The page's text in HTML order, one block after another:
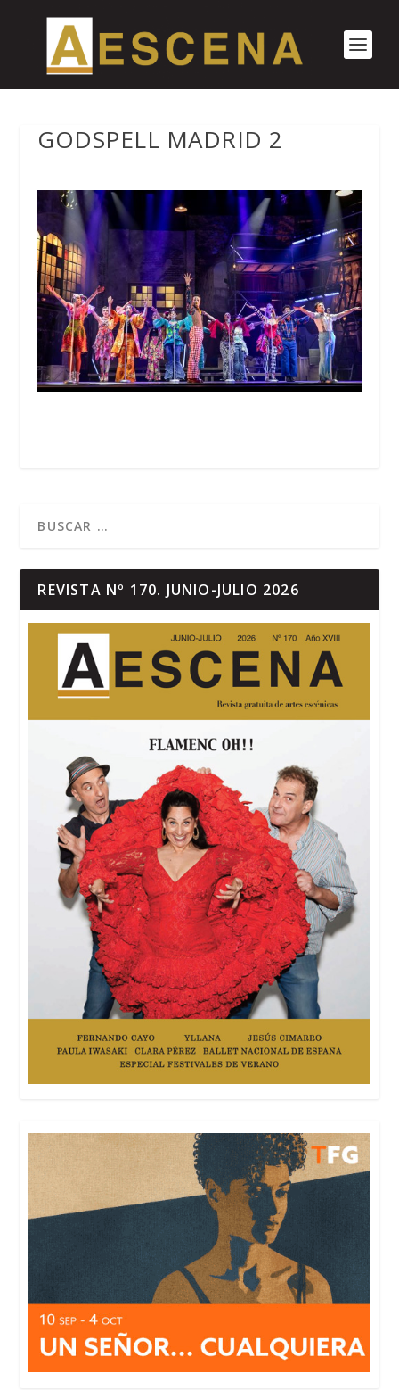
GODSPELL MADRID 2
REVISTA Nº 170. JUNIO-JULIO 2026